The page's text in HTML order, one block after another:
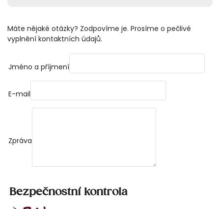
Máte nějaké otázky? Zodpovíme je. Prosíme o pečlivé
vyplnění kontaktních údajů.
Jméno a příjmení
E-mail
Zpráva
Bezpečnostní kontrola